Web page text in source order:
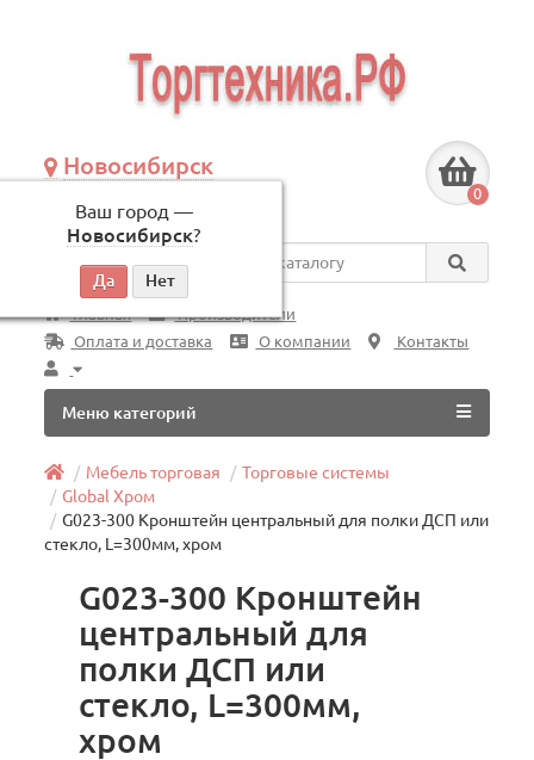
Новосибирск
Ваш город —
Новосибирск?
по будням, с 09:00 до 18:00
0
Везде
Главная
Производители
Оплата и доставка
О компании Контакты
Меню категорий
Мебель торговая
Торговые системы
Global Хром
G023-300 Кронштейн центральный для полки ДСП или
стекло, L=300мм, хром
G023-300 Кронштейн
центральный для
полки ДСП или
стекло, L=300мм,
хром